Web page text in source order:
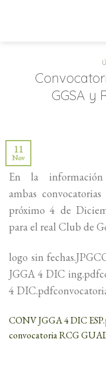
GGSA y
11
Nov
En la
ambas
próximo 4 de
para el real Club de
logo sin
JGGA 4 DIC
4
CONV JGGA 4 DIC
convocatoria RCG